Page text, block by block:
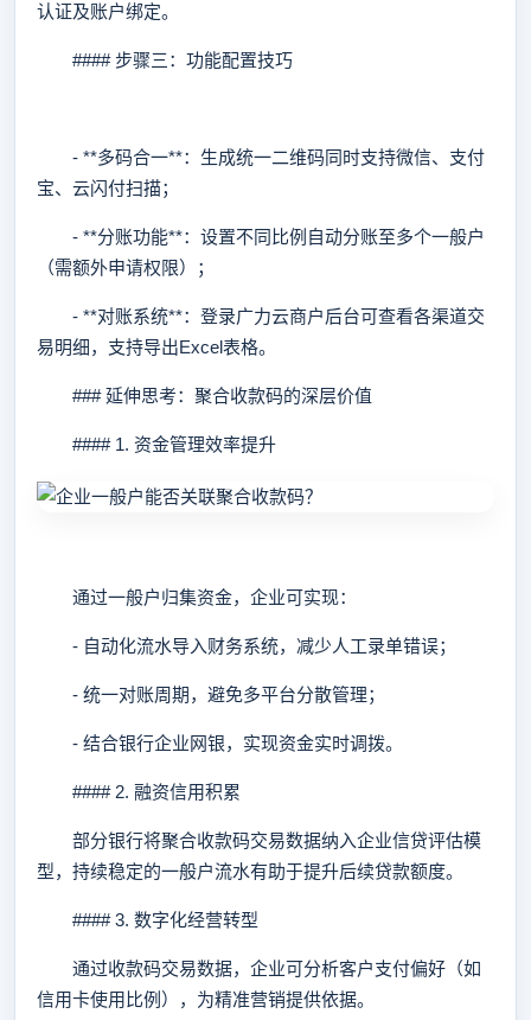
认证及账户绑定。
#### 步骤三：功能配置技巧
- **多码合一**：生成统一二维码同时支持微信、支付
宝、云闪付扫描；
- **分账功能**：设置不同比例自动分账至多个一般户
（需额外申请权限）；
- **对账系统**：登录广力云商户后台可查看各渠道交
易明细，支持导出Excel表格。
### 延伸思考：聚合收款码的深层价值
#### 1. 资金管理效率提升
通过一般户归集资金，企业可实现：
- 自动化流水导入财务系统，减少人工录单错误；
- 统一对账周期，避免多平台分散管理；
- 结合银行企业网银，实现资金实时调拨。
#### 2. 融资信用积累
部分银行将聚合收款码交易数据纳入企业信贷评估模
型，持续稳定的一般户流水有助于提升后续贷款额度。
#### 3. 数字化经营转型
通过收款码交易数据，企业可分析客户支付偏好（如
信用卡使用比例），为精准营销提供依据。